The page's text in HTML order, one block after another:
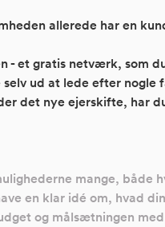
allerede har en
- et gratis netværk, som
ud at lede efter nogle
det nye ejerskifte, har
mange, både
en klar idé om, hvad
og målsætningen